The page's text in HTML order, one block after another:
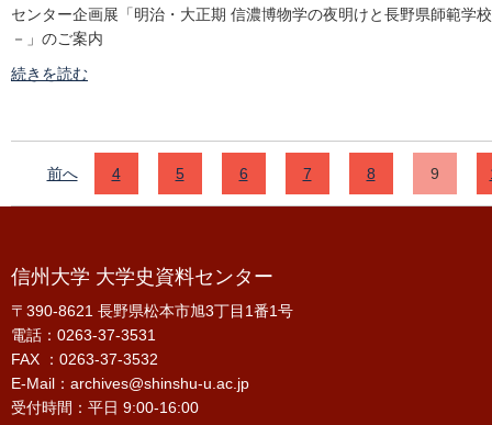
センター企画展「明治・大正期 信濃博物学の夜明けと長野県師範学
－」のご案内
続きを読む
前へ 4 5 6 7 8 9
信州大学 大学史資料センター
〒390-8621 長野県松本市旭3丁目1番1号
電話：0263-37-3531
FAX ：0263-37-3532
E-Mail：archives@shinshu-u.ac.jp
受付時間：平日 9:00-16:00